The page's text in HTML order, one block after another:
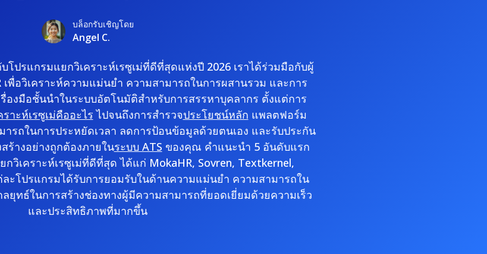
บล็อกรับเชิญโดย
Angel C.
โปรแกรมแยกวิเคราะห์เรซูเม่ที่ดีที่สุดแห่งปี 2026 เราได้ร่วมมือกับผู้
พื่อวิเคราะห์ความแม่นยำ ความสามารถในการผสานรวม และการ
องมือชั้นนำในระบบอัตโนมัติสำหรับการสรรหาบุคลากร ตั้งแต่การ
าะห์เรซูเม่คืออะไร ไปจนถึงการสำรวจประโยชน์หลัก แพลตฟอร์ม
รถในการประหยัดเวลา ลดการป้อนข้อมูลด้วยตนเอง และรับประกัน
ร้างอย่างถูกต้องภายในระบบ ATS ของคุณ คำแนะนำ 5 อันดับแรก
กวิเคราะห์เรซูเม่ที่ดีที่สุด ได้แก่ MokaHR, Sovren, Textkernel,
ะโปรแกรมได้รับการยอมรับในด้านความแม่นยำ ความสามารถใน
ยุทธ์ในการสร้างช่องทางผู้มีความสามารถที่ยอดเยี่ยมด้วยความเร็ว
และประสิทธิภาพที่มากขึ้น